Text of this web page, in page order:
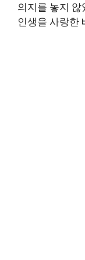
의지를 놓지 않
인생을 사랑한